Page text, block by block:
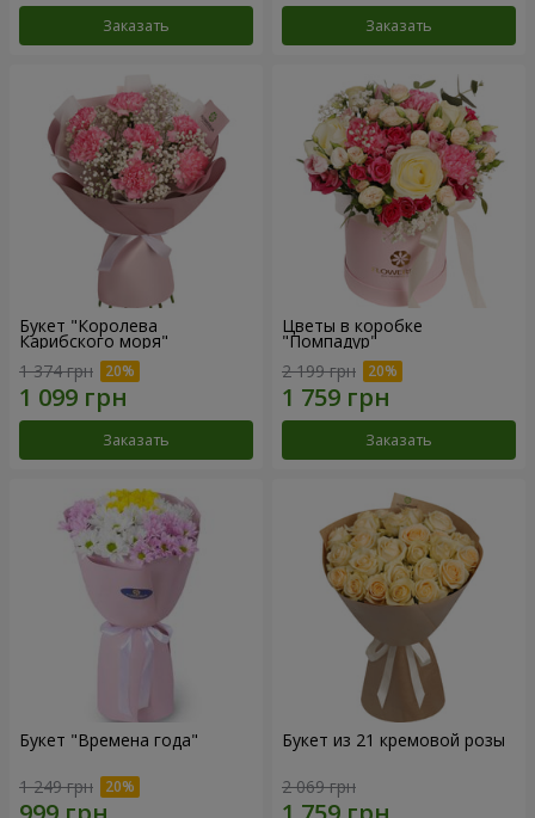
Заказать Заказать
Букет "Королева
Карибского моря"
1 374 грн
Заказать
Цветы в коробке
"Помпадур"
2 199 грн
Заказать
Букет "Времена года"
1 249 грн
Букет из 21 кремовой розы
2 069 грн